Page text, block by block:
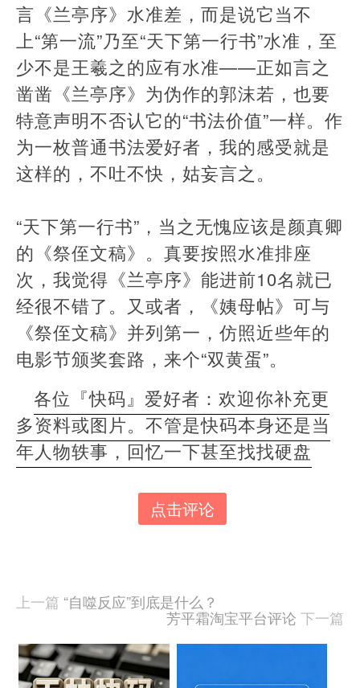
言《兰亭序》水准差，而是说它当不
上“第一流”乃至“天下第一行书”水准，至
少不是王羲之的应有水准——正如言之
凿凿《兰亭序》为伪作的郭沫若，也要
特意声明不否认它的“书法价值”一样。作
为一枚普通书法爱好者，我的感受就是
这样的，不吐不快，姑妄言之。
“天下第一行书”，当之无愧应该是颜真卿
的《祭侄文稿》。真要按照水准排座
次，我觉得《兰亭序》能进前10名就已
经很不错了。又或者，《姨母帖》可与
《祭侄文稿》并列第一，仿照近些年的
电影节颁奖套路，来个“双黄蛋”。
各位『快码』爱好者：欢迎你补充更
多资料或图片。不管是快码本身还是当
年人物轶事，回忆一下甚至找找硬盘
本
于
2025-
02
发
点击评论
上一篇 “自噬反应”到底是什么？
芳平霜淘宝平台评论 下一篇
相
关